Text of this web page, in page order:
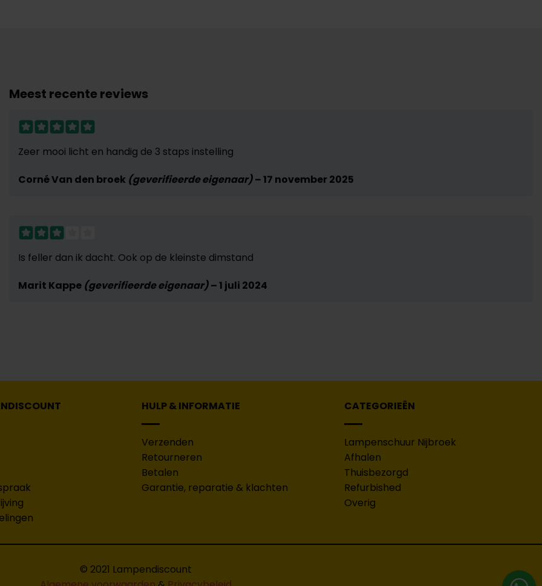
Meest recente reviews
Zeer mooi licht en handig de 3 staps instelling
Corné Van den broek (geverifieerde eigenaar)–17 november 2025
Is feller dan ik dacht. Ook op de kleinste dimstand
Marit Kappe (geverifieerde eigenaar)–1 juli 2024
HULP & INFORMATIE
Verzenden
Retourneren
Betalen
Garantie, reparatie & klachten
CATEGORIEËN
Lampenschuur Nijbroek
Afhalen
Thuisbezorgd
Refurbished
Overig
© 2021 Lampendiscount